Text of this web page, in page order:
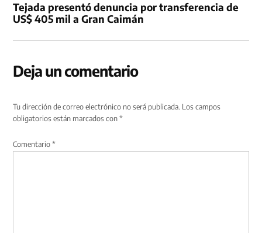
Tejada presentó denuncia por transferencia de
US$ 405 mil a Gran Caimán
Deja un comentario
Tu dirección de correo electrónico no será publicada. Los campos
obligatorios están marcados con*
Comentario*